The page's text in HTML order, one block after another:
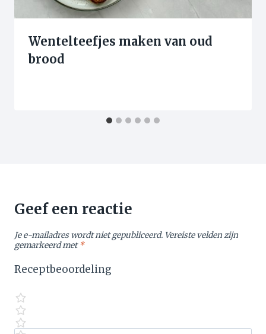
Wentelteefjes maken van oud
brood
Geef een reactie
Je e-mailadres wordt niet gepubliceerd. Vereiste velden zijn
gemarkeerd met*
Receptbeoordeling